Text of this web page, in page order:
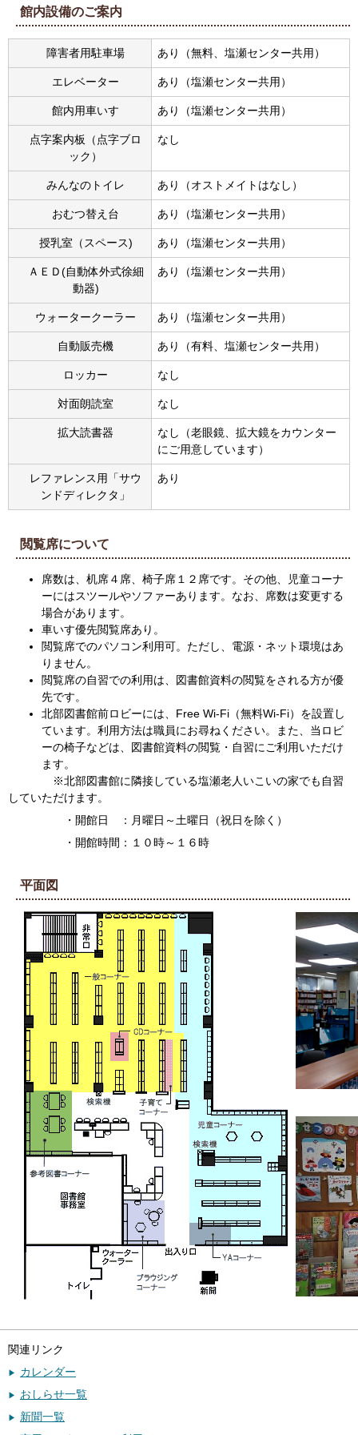
館内設備のご案内
障害者用駐車場 あり（無料、塩瀬センター共用）
エレベーター あり（塩瀬センター共用）
館内用車いす あり（塩瀬センター共用）
点字案内板（点字ブロ
ック）
なし
みんなのトイレ あり（オストメイトはなし）
おむつ替え台 あり（塩瀬センター共用）
授乳室（スペース) あり（塩瀬センター共用）
ＡＥＤ(自動体外式徐細
動器)
あり（塩瀬センター共用）
ウォータークーラー あり（塩瀬センター共用）
自動販売機 あり（有料、塩瀬センター共用）
ロッカー なし
対面朗読室 なし
拡大読書器
なし（老眼鏡、拡大鏡をカウンター
にご用意しています）
レファレンス用「サウ
ンドディレクタ」
あり
閲覧席について
席数は、机席４席、椅子席１２席です。その他、児童コーナ
ーにはスツールやソファーあります。なお、席数は変更する
場合があります。
車いす優先閲覧席あり。
閲覧席でのパソコン利用可。ただし、電源・ネット環境はあ
りません。
閲覧席の自習での利用は、図書館資料の閲覧をされる方が優
先です。
北部図書館前ロビーには、Free Wi-Fi（無料Wi-Fi）を設置し
ています。利用方法は職員にお尋ねください。また、当ロビ
ーの椅子などは、図書館資料の閲覧・自習にご利用いただけ
ます。
※北部図書館に隣接している塩瀬老人いこいの家でも自習
していただけます。
・開館日 ：月曜日～土曜日（祝日を除く）
・開館時間：１０時～１６時
平面図
関連リンク
カレンダー
おしらせ一覧
新聞一覧